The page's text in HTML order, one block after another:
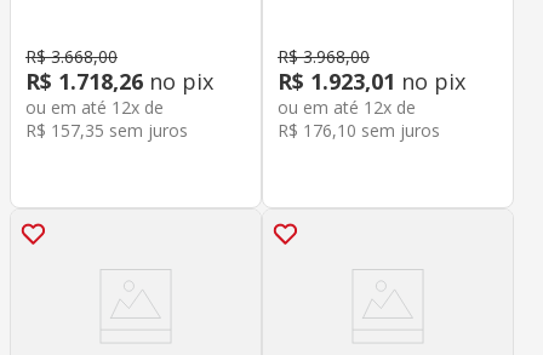
R$ 3.668,00
R$ 1.718,26 no pix
ou em até 12x de
R$ 157,35 sem juros
R$ 3.968,00
R$ 1.923,01 no pix
ou em até 12x de
R$ 176,10 sem juros